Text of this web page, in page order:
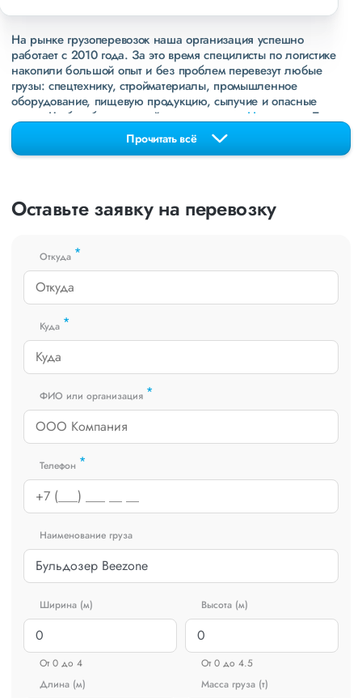
На рынке грузоперевозок наша организация успешно
работает с 2010 года. За это время специлисты по логистике
накопили большой опыт и без проблем перевезут любые
грузы: спецтехнику, стройматериалы, промышленное
оборудование, пищевую продукцию, сыпучие и опасные
грузы. Чтобы убедиться зайдите в раздел
«Наш опыт»
. Там
свежие примеры перевозок, которые обновляются несколько
раз в неделю. Также недавно мы запустили новые
направления вДНРиЛНР. Предоставляем все стандартные
экспедирование. За каждым клиентом закреплен менеджер,
который сообщит о текущем статусе вашего груза. Чтобы
сайте или звоните по номеру
РФ).
Прочитать всё
Оставьте заявку на перевозку
Откуда *
Куда *
ФИО или организация *
Телефон *
Наименование груза
Ширина (м)
От 0 до 4
Высота (м)
От 0 до 4.5
Длина (м)
Масса груза (т)